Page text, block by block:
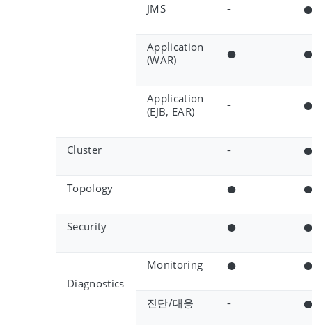
JMS -
Application
(WAR)
●
Application
(EJB, EAR)
-
Cluster -
Topology ●
Security ●
Diagnostics
Monitoring ●
진단/대응 -